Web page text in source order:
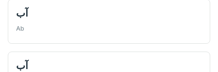
آب
Ab
آب